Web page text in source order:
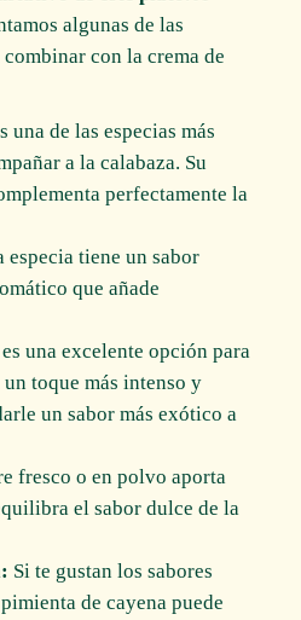
algunas de las
con la crema de
una de las especias más
a la calabaza. Su
perfectamente la
especia tiene un sabor
que añade
una excelente opción para
toque más intenso y
un sabor más exótico a
fresco o en polvo aporta
el sabor dulce de la
Si te gustan los sabores
de cayena puede